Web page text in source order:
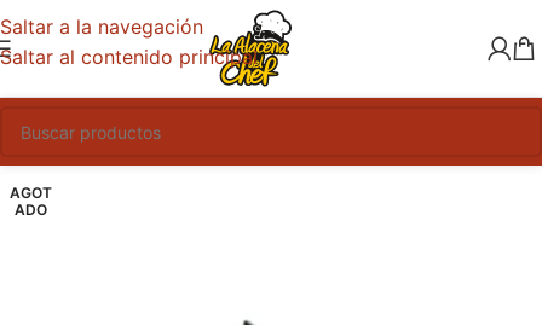
Saltar a la navegación
Saltar al contenido principal
AGOT
ADO